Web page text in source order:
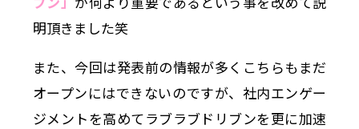
明頂きました笑
また、今回は発表前の情報が多くこちらもまだ
オープンにはできないのですが、社内エンゲー
ジメントを高めてラブラブドリブンを更に加速